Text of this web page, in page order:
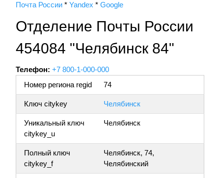
Почта России * Yandex * Google
Отделение Почты России
454084 "Челябинск 84"
Телефон: +7 800-1-000-000
Номер региона regid
74
Ключ citykey Челябинск
Уникальный ключ
citykey_u
Челябинск
Полный ключ
citykey_f
Челябинск, 74,
Челябинский